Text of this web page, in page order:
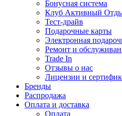
Бонусная система
Клуб Активный
Тест-драйв
Подарочные карты
Электронная
Ремонт и
Trade In
Отзывы о нас
Лицензии и
Бренды
Распродажа
Оплата и доставка
Оплата